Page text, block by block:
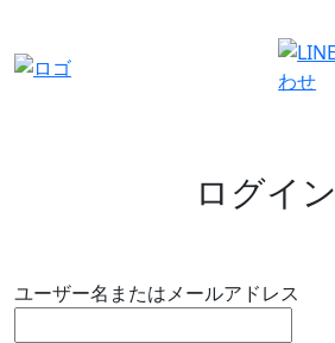
ログイン
ユーザー名またはメールアドレス